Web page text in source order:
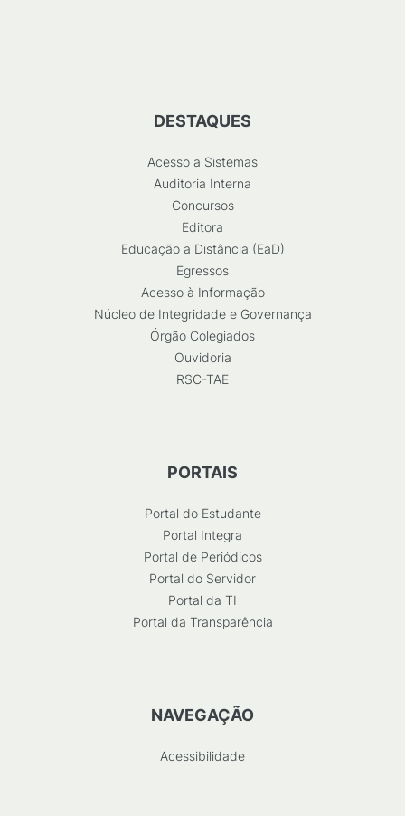
DESTAQUES
Acesso a Sistemas
Auditoria Interna
Concursos
Editora
Educação a Distância (EaD)
Egressos
Acesso à Informação
Núcleo de Integridade e Governança
Órgão Colegiados
Ouvidoria
RSC-TAE
PORTAIS
Portal do Estudante
Portal Integra
Portal de Periódicos
Portal do Servidor
Portal da TI
Portal da Transparência
NAVEGAÇÃO
Acessibilidade